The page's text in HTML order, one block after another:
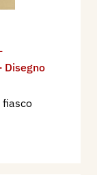
Disegno
fiasco